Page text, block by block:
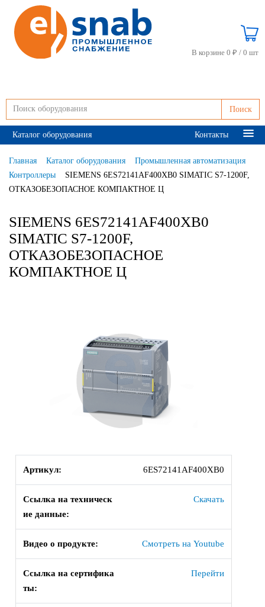
Поиск
В корзине 0 ₽ / 0 шт
Каталог оборудования Контакты
Главная Каталог оборудования
Промышленная автоматизация
Контроллеры
SIEMENS 6ES72141AF400XB0 SIMATIC S7-1200F,
ОТКАЗОБЕЗОПАСНОЕ КОМПАКТНОЕ Ц
SIEMENS 6ES72141AF400XB0
SIMATIC S7-1200F,
ОТКАЗОБЕЗОПАСНОЕ
КОМПАКТНОЕ Ц
Артикул: 6ES72141AF400XB0
Ссылка на техническ
ие данные:
Скачать
Видео о продукте: Смотреть на Youtube
Ссылка на сертифика
ты:
Перейти